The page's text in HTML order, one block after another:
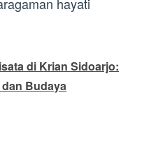
di Krian Sidoarjo:
Budaya